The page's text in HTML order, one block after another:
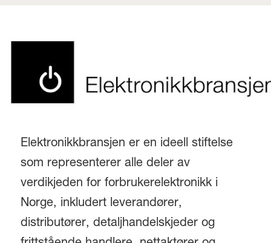
Elektronikkbransjen er en ideell stiftelse
som representerer alle deler av
verdikjeden for forbrukerelektronikk i
Norge, inkludert leverandører,
distributører, detaljhandelskjeder og